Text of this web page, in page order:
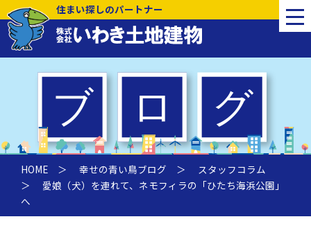
住まい探しのパートナー
HOME ＞ 幸せの青い鳥ブログ ＞ スタッフコラム
＞ 愛娘（犬）を連れて、ネモフィラの「ひたち海浜公園」
へ